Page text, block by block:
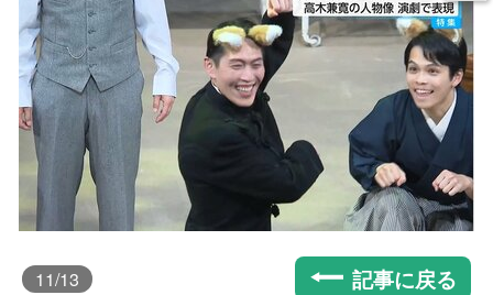
11/13 記事に戻る